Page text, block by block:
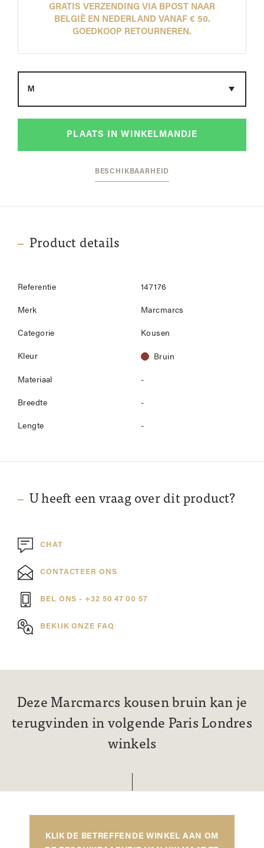
GRATIS VERZENDING VIA BPOST NAAR
BELGIË EN NEDERLAND VANAF € 50.
GOEDKOOP RETOURNEREN.
PLAATS IN WINKELMANDJE
BESCHIKBAARHEID
Product details
Referentie 147176
Merk Marcmarcs
Categorie Kousen
Kleur Bruin
Materiaal -
Breedte -
Lengte -
U heeft een vraag over dit product?
CHAT
CONTACTEER ONS
BEL ONS - +32 50 47 00 57
BEKIJK ONZE FAQ
Deze Marcmarcs kousen bruin kan je
terugvinden in volgende Paris Londres
winkels
KLIK DE BETREFFENDE WINKEL AAN OM